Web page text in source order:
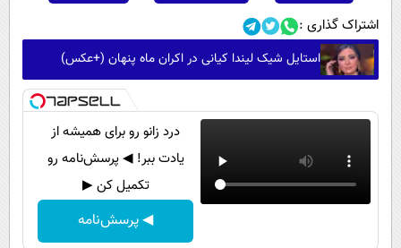
اشتراک گذاری :
استایل شیک لیندا کیانی در اکران ماه پنهان (+عکس)
درد زانو رو برای همیشه از
یادت ببر! ◀ پرسش‌نامه رو
تکمیل کن ▶
◀ پرسش‌نامه